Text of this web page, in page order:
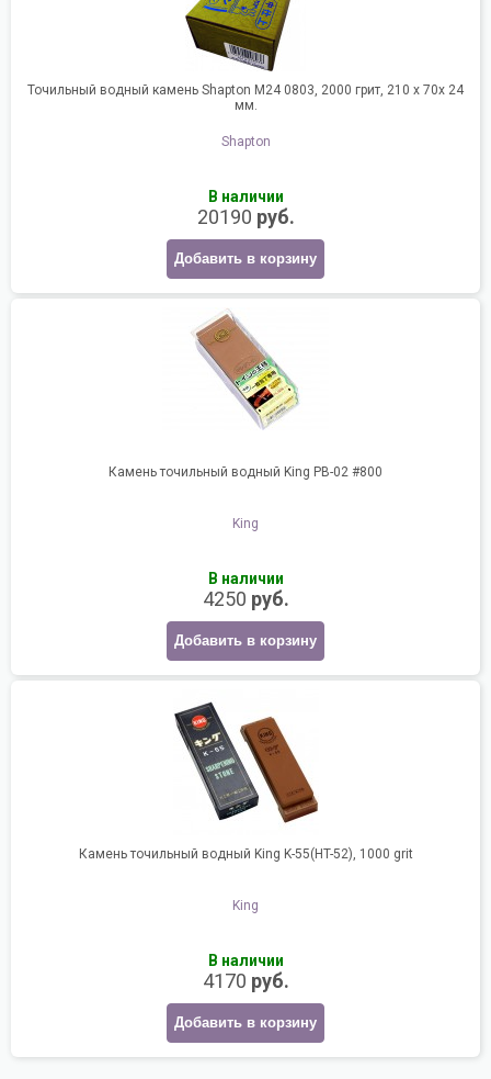
Точильный водный камень Shapton M24 0803, 2000 грит, 210 x 70x 24
мм.
Shapton
В наличии
20190 руб.
Добавить в корзину
Камень точильный водный King PB-02 #800
King
В наличии
4250 руб.
Добавить в корзину
Камень точильный водный King K-55(HT-52), 1000 grit
King
В наличии
4170 руб.
Добавить в корзину